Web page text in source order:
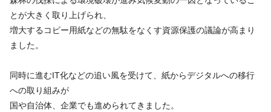
とが大きく取り上げられ、
増大するコピー用紙などの無駄をなくす資源保護の議論が高まり
ました。
同時に進むIT化などの追い風を受けて、紙からデジタルへの移行
への取り組みが
国や自治体、企業でも進められてきました。